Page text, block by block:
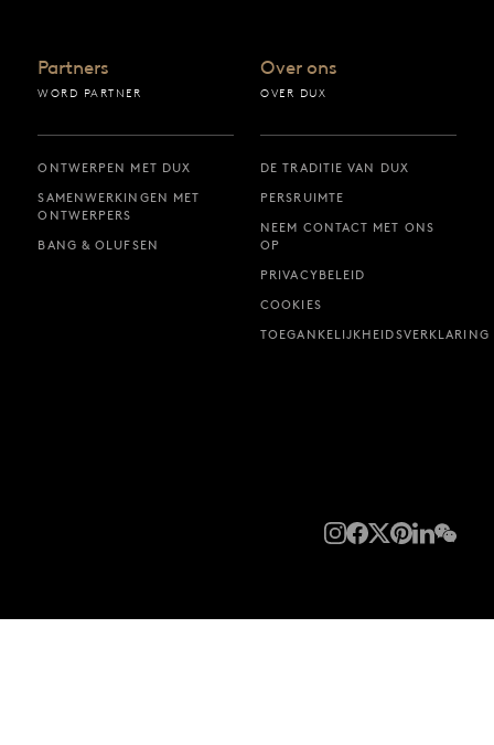
Partners
WORD PARTNER
ONTWERPEN MET DUX
SAMENWERKINGEN MET
ONTWERPERS
BANG & OLUFSEN
Over ons
OVER DUX
DE TRADITIE VAN DUX
PERSRUIMTE
NEEM CONTACT MET ONS
OP
PRIVACYBELEID
COOKIES
TOEGANKELIJKHEIDSVERKLARING